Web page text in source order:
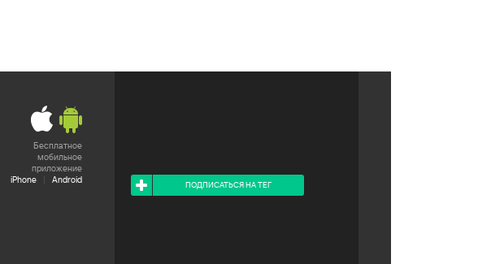
Бесплатное
мобильное
приложение
iPhone
| Android
ПОДПИСАТЬСЯ НА ТЕГ